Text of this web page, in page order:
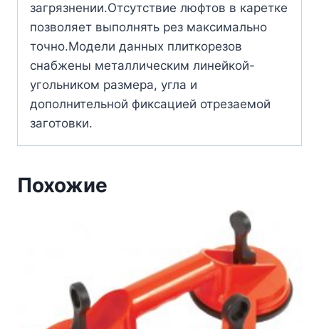
загрязнении.Отсутствие люфтов в каретке
позволяет выполнять рез максимально
точно.Модели данных плиткорезов
снабжены металлическим линейкой-
угольником размера, угла и
дополнительной фиксацией отрезаемой
заготовки.
Похожие